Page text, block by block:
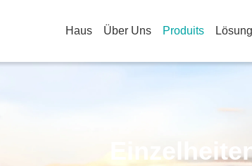
Haus Über Uns Produits